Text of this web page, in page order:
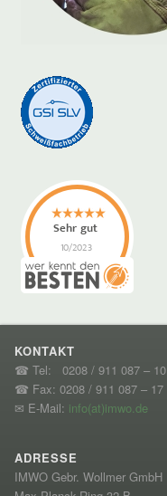
KONTAKT
☎ Tel: 0208 / 911 087 – 10
☎ Fax: 0208 / 911 087 – 17
✉ E-Mail: info(at)imwo.de
ADRESSE
IMWO Gebr. Wollmer GmbH